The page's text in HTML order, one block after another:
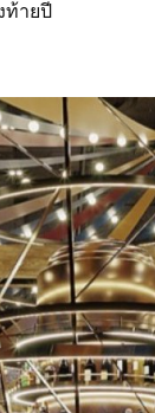
ท้ายปี